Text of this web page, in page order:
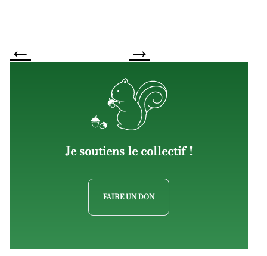
← →
Je soutiens le collectif !
FAIRE UN DON